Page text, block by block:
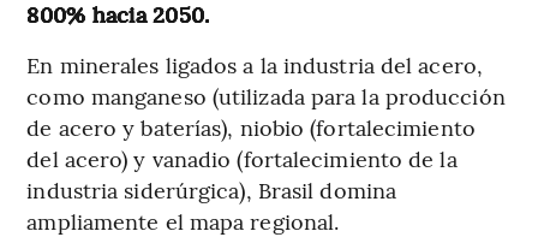
800% hacia 2050.
En minerales ligados a la industria del acero,
como manganeso (utilizada para la producción
de acero y baterías), niobio (fortalecimiento
del acero) y vanadio (fortalecimiento de la
industria siderúrgica), Brasil domina
ampliamente el mapa regional.